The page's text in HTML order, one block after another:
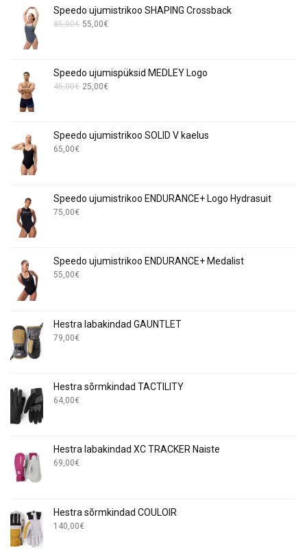
page
Speedo ujumistrikoo SHAPING Crossback
85,00€ Algne
55,00€Current
Speedo ujumispüksid MEDLEY Logo
45,00€ Algne
45,00€.
25,00€Current
25,00€.
Speedo ujumistrikoo SOLID V kaelus
65,00€
Speedo ujumistrikoo ENDURANCE+ Logo Hydrasuit
75,00€
Speedo ujumistrikoo ENDURANCE+ Medalist
55,00€
Hestra labakindad GAUNTLET
79,00€
Hestra sõrmkindad TACTILITY
64,00€
Hestra labakindad XC TRACKER Naiste
69,00€
Hestra sõrmkindad COULOIR
140,00€